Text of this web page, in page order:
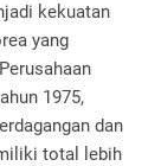
kekuatan
yang
1975,
dan
total lebih